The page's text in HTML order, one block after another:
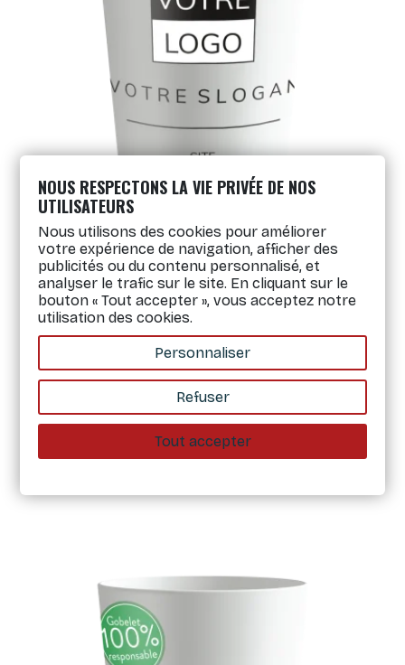
Gobelet personnalisé entreprise
carte de visite design - 25 CL
2,29 €
Modifier le design
NOUS RESPECTONS LA VIE PRIVÉE DE NOS
UTILISATEURS
Nous utilisons des cookies pour améliorer
votre expérience de navigation, afficher des
publicités ou du contenu personnalisé, et
analyser le trafic sur le site. En cliquant sur le
bouton « Tout accepter », vous acceptez notre
utilisation des cookies.
Personnaliser
Refuser
Tout accepter